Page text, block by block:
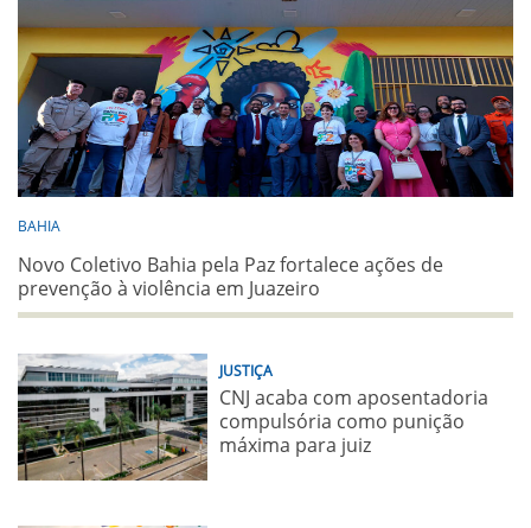
BAHIA
Novo Coletivo Bahia pela Paz fortalece ações de
prevenção à violência em Juazeiro
JUSTIÇA
CNJ acaba com aposentadoria
compulsória como punição
máxima para juiz